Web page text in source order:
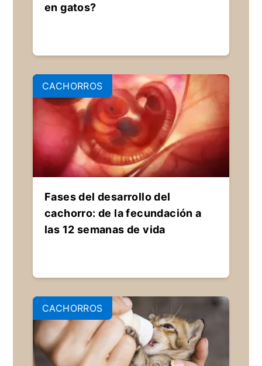
en gatos?
CACHORROS
Fases del desarrollo del
cachorro: de la fecundación a
las 12 semanas de vida
CACHORROS